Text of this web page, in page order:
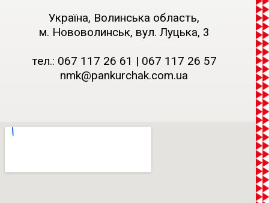
Україна, Волинська область,
м. Нововолинськ, вул. Луцька, 3
тел.: 067 117 26 61 | 067 117 26 57
nmk@pankurchak.com.ua